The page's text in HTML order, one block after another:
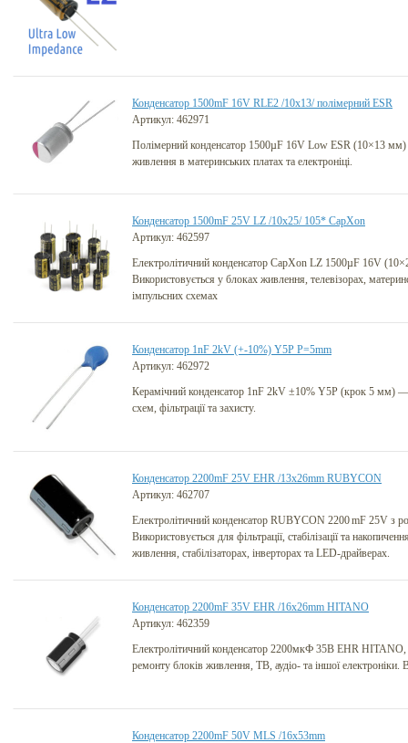
Конденсатор 1500mF 16V RLE2 /10x13/ полімерний ESR
Артикул: 462971
Полімерний конденсатор 1500µF 16V Low ESR (10×13 мм)
живлення в материнських платах та електроніці.
Конденсатор 1500mF 25V LZ /10x25/ 105* CapXon
Артикул: 462597
Електролітичний конденсатор CapXon LZ 1500µF 16V
Використовується у блоках живлення, телевізорах,
імпульсних схемах
Конденсатор 1nF 2kV (+-10%) Y5P P=5mm
Артикул: 462972
Керамічний конденсатор 1nF 2kV ±10% Y5P (крок 5 мм) —
схем, фільтрації та захисту.
Конденсатор 2200mF 25V EHR /13x26mm RUBYCON
Артикул: 462707
Електролітичний конденсатор RUBYCON 2200 mF 25V з
Використовується для фільтрації, стабілізації та
живлення, стабілізаторах, інверторах та LED-драйверах.
Конденсатор 2200mF 35V EHR /16x26mm HITANO
Артикул: 462359
Електролітичний конденсатор 2200мкФ 35В EHR
ремонту блоків живлення, ТВ, аудіо- та іншої електроніки.
Конденсатор 2200mF 50V MLS /16x53mm